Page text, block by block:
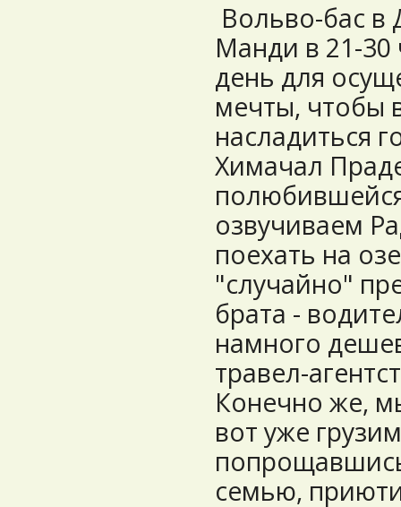
Вольво-бас в
Манди в 21-30
день для
мечты, чтобы
насладиться
Химачал
озвучиваем
поехать на
"случайно"
брата -
намного
травел-
Конечно же,
вот уже
семью,